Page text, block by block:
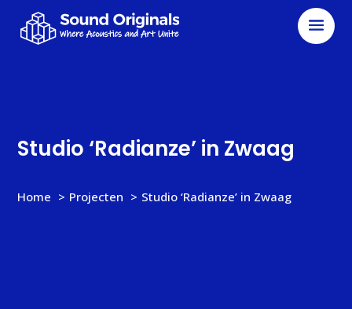
Studio ‘Radianze’ in Zwaag
Home Projecten Studio ‘Radianze’ in Zwaag